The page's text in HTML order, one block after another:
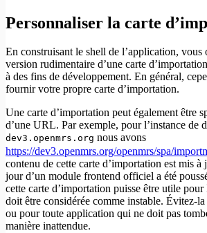
Personnaliser la carte
En construisant le shell de l’application, vous
version rudimentaire d’une carte
à des fins de développement. En général,
fournir votre propre carte d’importation.
Une carte d’importation peut également être
d’une URL. Par exemple, pour l’instance de
dev3.openmrs.org nous avons
https://dev3.openmrs.org/openmrs/spa/
contenu de cette carte d’importation est mis à
jour d’un module frontend officiel a été
cette carte d’importation puisse être utile
doit être considérée comme instable. Évitez-
ou pour toute application qui ne doit pas
manière inattendue.